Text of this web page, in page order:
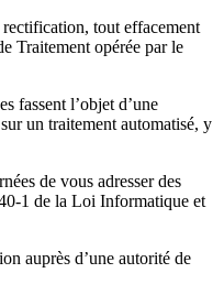
tout effacement
Traitement opérée par le
fassent l’objet d’une
un traitement automatisé, y
de vous adresser des
1 de la Loi Informatique et
auprès d’une autorité de